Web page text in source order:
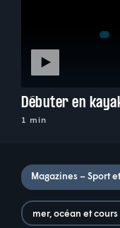
Débuter en
1 min
Magazines – Sport
mer, océan et